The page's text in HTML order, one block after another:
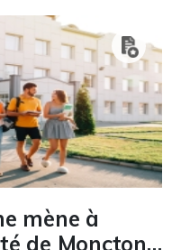
mène à
de Moncton